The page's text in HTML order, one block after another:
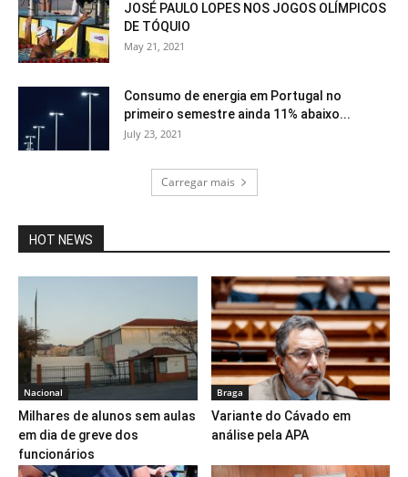
JOSÉ PAULO LOPES NOS JOGOS OLÍMPICOS
DE TÓQUIO
May 21, 2021
Consumo de energia em Portugal no
primeiro semestre ainda 11% abaixo...
July 23, 2021
Carregar mais
HOT NEWS
Nacional
Milhares de alunos sem aulas
em dia de greve dos
funcionários
Braga
Variante do Cávado em
análise pela APA